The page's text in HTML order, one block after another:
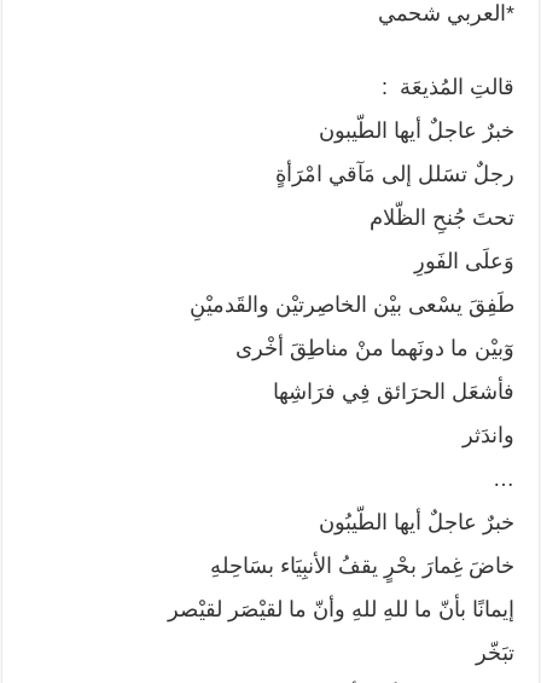
*العربي شحمي
قالتِ المُذيعَة :
خبرٌ عاجلٌ أيها الطّيبون
رجلٌ تسَلل إلى مَآقي امْرَأةٍ
تحتَ جُنحِ الظّلام
وَعلَى الفَورِ
طَفِقَ يسْعى بيْن الخاصِرتيْن والقَدميْنِ
وٓبيْن ما دونَهما منْ مناطِقَ أخْرى
فأشعَل الحرَائق فِي فرَاشِها
واندَثر
…
خبرٌ عاجلٌ أيها الطّيبُون
خاضَ غِمارَ بحْرٍ يقفُ الأنبِيَاء بسَاحِلهِ
إيمانًا بأنّ ما للهِ للهِ وأنّ ما لقيْصَر لقيْصر
تبَخّر